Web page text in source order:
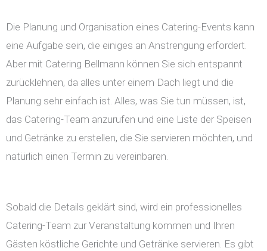
Die Planung und Organisation eines Catering-Events kann
eine Aufgabe sein, die einiges an Anstrengung erfordert.
Aber mit Catering Bellmann können Sie sich entspannt
zurücklehnen, da alles unter einem Dach liegt und die
Planung sehr einfach ist. Alles, was Sie tun müssen, ist,
das Catering-Team anzurufen und eine Liste der Speisen
und Getränke zu erstellen, die Sie servieren möchten, und
natürlich einen Termin zu vereinbaren.
Sobald die Details geklärt sind, wird ein professionelles
Catering-Team zur Veranstaltung kommen und Ihren
Gästen köstliche Gerichte und Getränke servieren. Es gibt